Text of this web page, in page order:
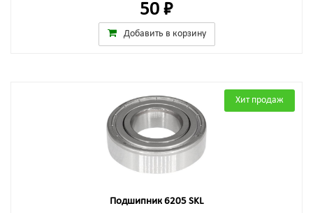
50 ₽
Добавить в корзину
Хит продаж
Подшипник 6205 SKL